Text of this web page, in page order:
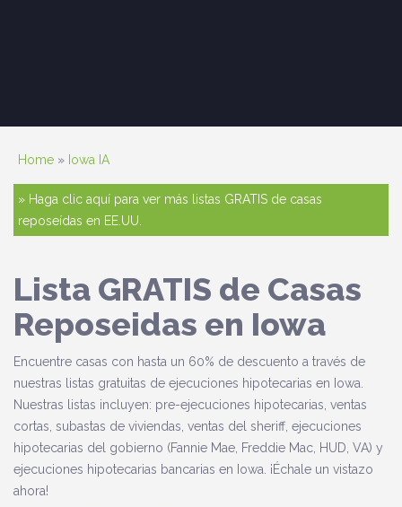
Home » Iowa IA
» Haga clic aquí para ver más listas GRATIS de casas
reposeídas en EE.UU.
Lista GRATIS de Casas
Reposeidas en Iowa
Encuentre casas con hasta un 60% de descuento a través de
nuestras listas gratuitas de ejecuciones hipotecarias en Iowa.
Nuestras listas incluyen: pre-ejecuciones hipotecarias, ventas
cortas, subastas de viviendas, ventas del sheriff, ejecuciones
hipotecarias del gobierno (Fannie Mae, Freddie Mac, HUD, VA) y
ejecuciones hipotecarias bancarias en Iowa. ¡Échale un vistazo
ahora!